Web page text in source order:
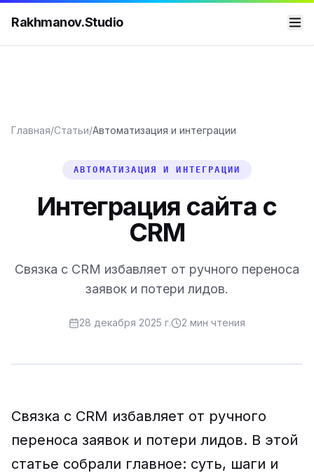
Rakhmanov.Studio
Главная/Статьи/Автоматизация и интеграции
АВТОМАТИЗАЦИЯ И ИНТЕГРАЦИИ
Интеграция сайта с
CRM
Связка с CRM избавляет от ручного переноса
заявок и потери лидов.
28 декабря 2025 г. 2 мин чтения
Связка с CRM избавляет от ручного
переноса заявок и потери лидов. В этой
статье собрали главное: суть, шаги и